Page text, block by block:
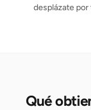
desplázate por
Qué